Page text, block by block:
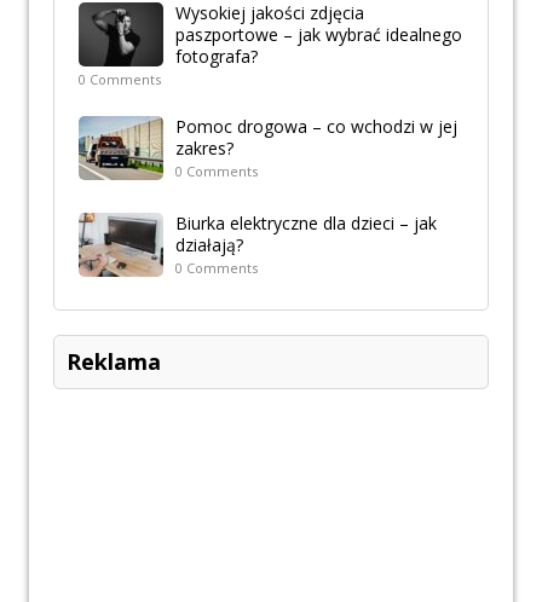
Wysokiej jakości zdjęcia
paszportowe – jak wybrać idealnego
fotografa?
0 Comments
Pomoc drogowa – co wchodzi w jej
zakres?
0 Comments
Biurka elektryczne dla dzieci – jak
działają?
0 Comments
Reklama